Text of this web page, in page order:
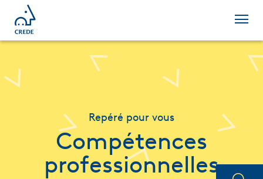
Repéré pour vous
Compétences
professionnelles